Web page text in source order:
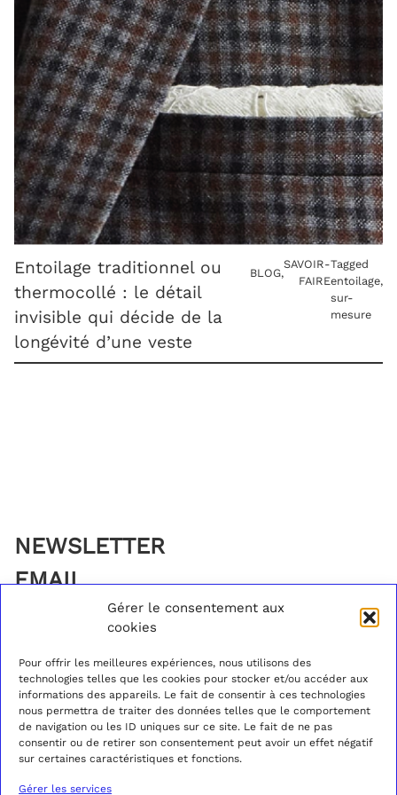
Gérer le consentement aux
cookies
Pour offrir les meilleures expériences, nous utilisons des
technologies telles que les cookies pour stocker et/ou accéder aux
informations des appareils. Le fait de consentir à ces technologies
nous permettra de traiter des données telles que le comportement
de navigation ou les ID uniques sur ce site. Le fait de ne pas
consentir ou de retirer son consentement peut avoir un effet négatif
sur certaines caractéristiques et fonctions.
Gérer les services
Entoilage traditionnel ou
thermocollé : le détail
invisible qui décide de la
longévité d’une veste
BLOG,
SAVOIR-
FAIRE
Tagged
entoilage,
sur-
mesure
NEWSLETTER
EMAIL
23 RUE PASQUIER,
75008 PARIS
+33 (0)1 40 07 05 52
DU MARDI AU
SAMEDI
DE 11H À 19H30
CONTACT
BLOG
INSTAGRAM
FACEBOOK
PINTEREST
SPOTIFY
A PROPOS
GUIDE DES TAILLES
TARIFS & DÉLAIS
ENVOIS ET RETOURS
POLITIQUE DE
CONFIDENTIALITÉ